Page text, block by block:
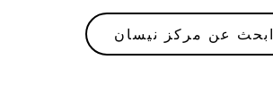
ابحث عن مركز نيسان